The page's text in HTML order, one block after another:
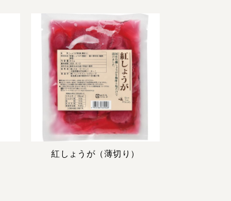
有機野菜の
お試しセット
ビオ・マルシェの想い
宅配サービスについて 読みもの・NEWS
ビオ・マルシェの商品 ご利用ガイド
紅しょうが（薄切り）